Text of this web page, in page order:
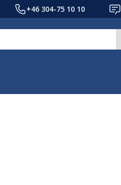
+46 304-75 10 10